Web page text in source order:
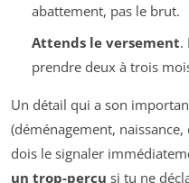
abattement, pas le brut.
Attends le versement.
prendre deux à trois
Un détail qui a son
(déménagement,
dois le signaler
un trop-perçu si tu ne